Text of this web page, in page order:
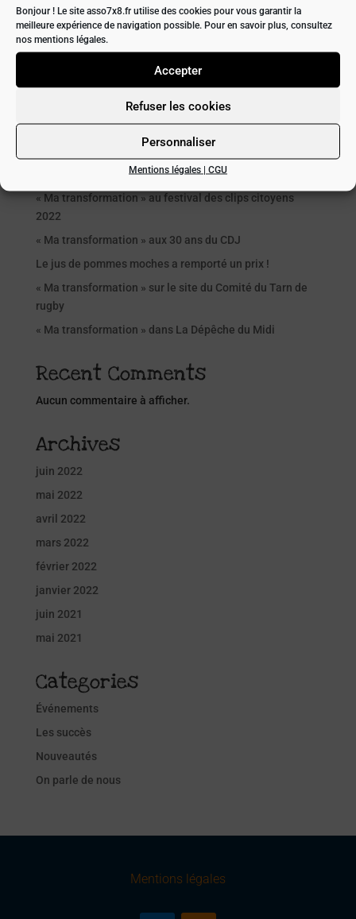
Bonjour ! Le site asso7x8.fr utilise des cookies pour vous garantir la
meilleure expérience de navigation possible. Pour en savoir plus, consultez
nos mentions légales.
Accepter
Refuser les cookies
Personnaliser
Mentions légales | CGU
l’occasion des 30 ans du CDJ le vendredi 27 mai à
Carmaux. Vendredi 27 mai, les jeunes qui ont participé
au projet « Ma transformation » ont présenté leur court-
Rechercher
Recent Posts
« Ma transformation » au festival des clips citoyens
2022
« Ma transformation » aux 30 ans du CDJ
Le jus de pommes moches a remporté un prix !
« Ma transformation » sur le site du Comité du Tarn de
rugby
« Ma transformation » dans La Dépêche du Midi
Recent Comments
Aucun commentaire à afficher.
Archives
juin 2022
mai 2022
avril 2022
mars 2022
février 2022
janvier 2022
juin 2021
mai 2021
Categories
Événements
Les succès
Nouveautés
On parle de nous
Mentions légales